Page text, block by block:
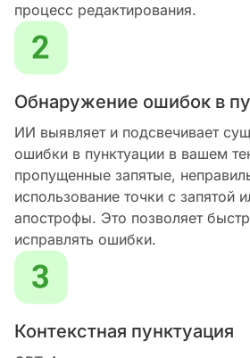
процесс редактирования.
Обнаружение ошибок в
ИИ выявляет и подсвечивает
ошибки в пунктуации в вашем
пропущенные запятые,
использование точки с запятой
апострофы. Это позволяет
исправлять ошибки.
Контекстная пунктуация